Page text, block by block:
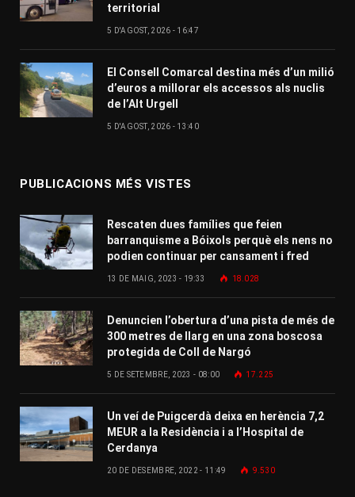
territorial
5 D'AGOST, 2026 - 16:47
El Consell Comarcal destina més d’un milió
d’euros a millorar els accessos als nuclis
de l’Alt Urgell
5 D'AGOST, 2026 - 13:40
PUBLICACIONS MÉS VISTES
Rescaten dues famílies que feien
barranquisme a Bóixols perquè els nens no
podien continuar per cansament i fred
13 DE MAIG, 2023 - 19:33 18.028
Denuncien l’obertura d’una pista de més de
300 metres de llarg en una zona boscosa
protegida de Coll de Nargó
5 DE SETEMBRE, 2023 - 08:00 17.225
Un veí de Puigcerdà deixa en herència 7,2
MEUR a la Residència i a l’Hospital de
Cerdanya
20 DE DESEMBRE, 2022 - 11:49 9.530